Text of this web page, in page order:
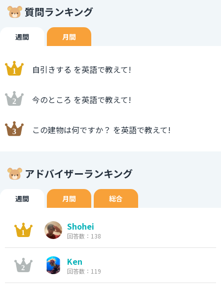
質問ランキング
週間 月間
自引きする を英語で教えて!
今のところ を英語で教えて!
この建物は何ですか？ を英語で教えて!
アドバイザーランキング
週間 月間 総合
Shohei
回答数：138
Ken
回答数：119